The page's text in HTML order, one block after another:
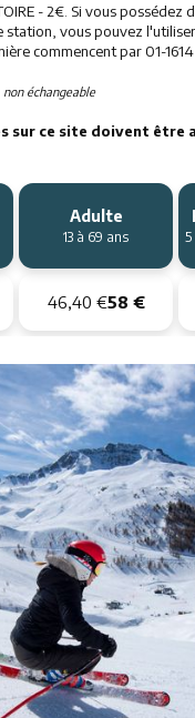
- 2€. Si vous possédez
station, vous pouvez
commencent par 01-
échangeable
sur ce site doivent être
Adulte
13 à 69 ans
46,40 €58 €